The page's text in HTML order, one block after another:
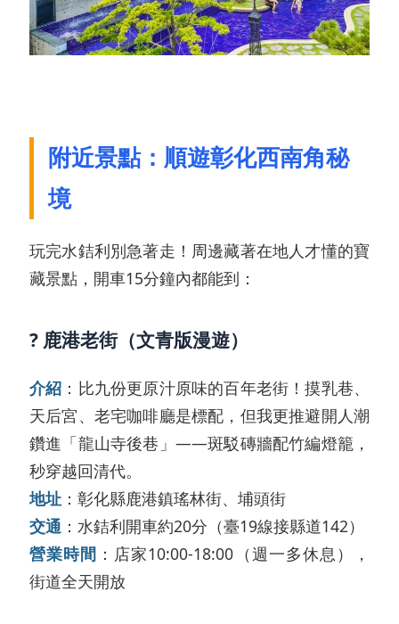
附近景點：順遊彰化西南角秘
境
玩完水銡利別急著走！周邊藏著在地人才懂的寶
藏景點，開車15分鐘內都能到：
? 鹿港老街（文青版漫遊）
介紹 ：比九份更原汁原味的百年老街！摸乳巷、
天后宮、老宅咖啡廳是標配，但我更推避開人潮
鑽進「龍山寺後巷」——斑駁磚牆配竹編燈籠，
秒穿越回清代。
地址 ：彰化縣鹿港鎮瑤林街、埔頭街
交通 ：水銡利開車約20分（臺19線接縣道142）
營業時間 ：店家10:00-18:00（週一多休息），
街道全天開放